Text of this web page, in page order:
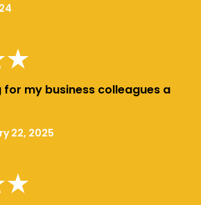
for my business colleagues a
22, 2025